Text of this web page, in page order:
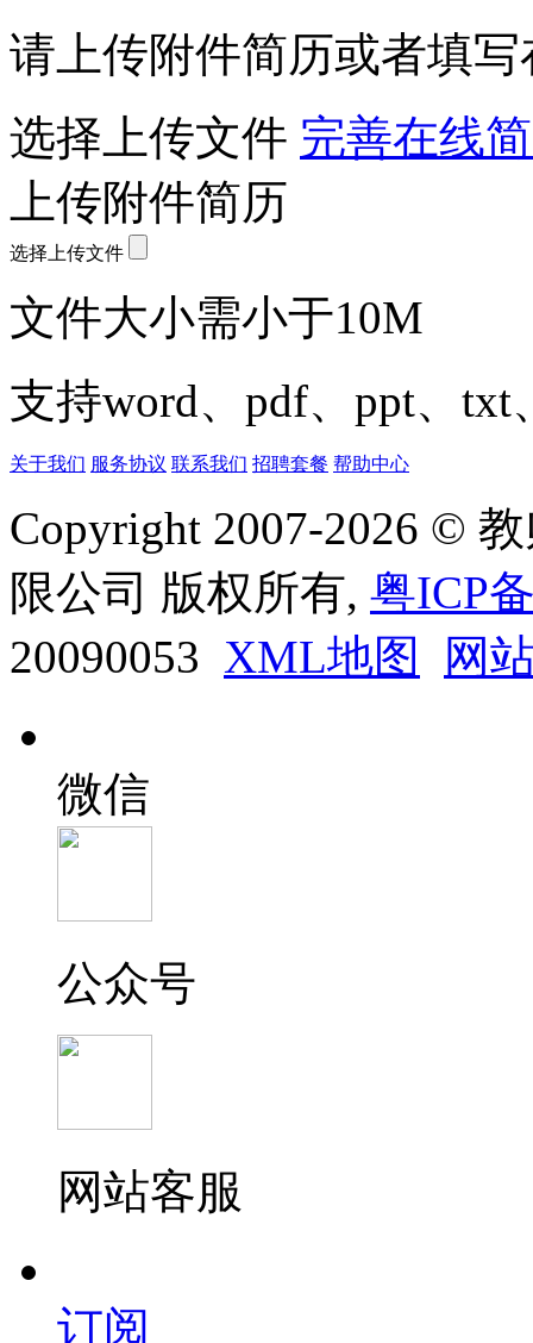
请上传附件简历或者填
选择上传文件 完善在线
上传附件简历
选择上传文件
文件大小需小于10M
支持word、pdf、ppt、txt
关于我们 服务协议 联系我们 招聘套餐 帮助中心
Copyright 2007-2026 ©
限公司 版权所有, 粤ICP
20090053 XML地图 网
微信
公众号
网站客服
订阅